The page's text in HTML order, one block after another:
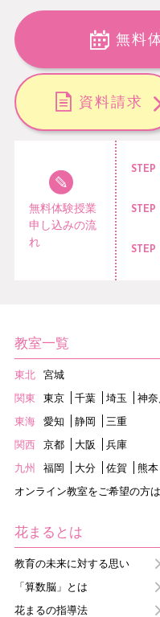
無料
資料請求
無料体験授業
申し込みの流
れ
STEP
STEP
STEP
教室一覧
東北
宮城
関東
東京 千葉 埼玉 神奈
東海
愛知 静岡
三重
関西
京都 大阪
兵庫
九州
福岡 大分 佐賀 熊本
オンライン教室をご希望の方
花まるとは
教育の未来に対する思い
「算数脳」とは
花まるの指導法